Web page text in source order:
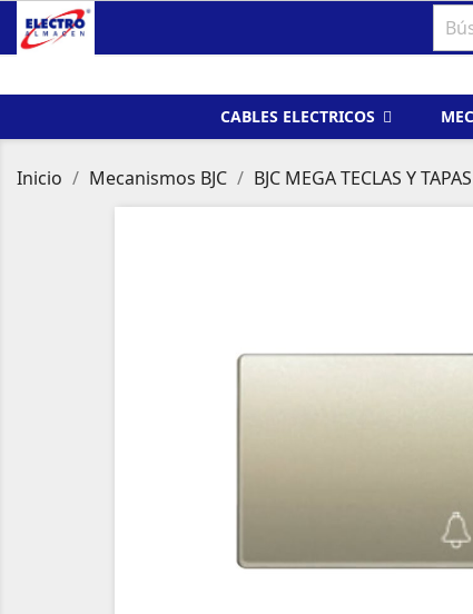
CABLES ELECTRICOS
Inicio Mecanismos BJC BJC MEGA TECLAS Y TAPAS